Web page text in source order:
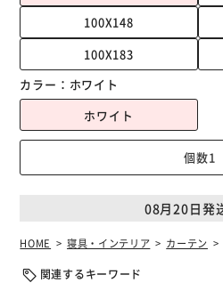
100X148
100X183
カラー： ホワイト
ホワイト
08月20日発
HOME 寝具・インテリア カーテン
関連するキーワード